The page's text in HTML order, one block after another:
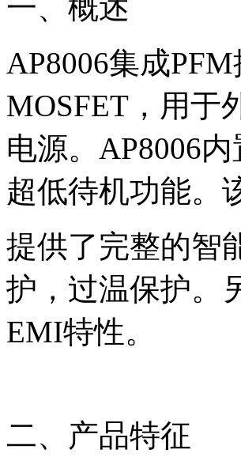
一、概述
AP8006集成
MOSFET，用于
电源。AP8006
超低待机功能。
提供了完整的智
护，过温保护。
EMI特性。
二、产品特征